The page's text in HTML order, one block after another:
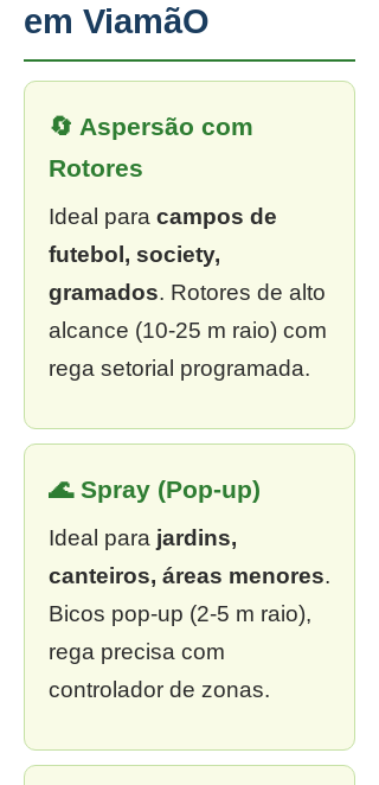
em ViamãO
🔄 Aspersão com
Rotores
Ideal para campos de
futebol, society,
gramados. Rotores de alto
alcance (10-25 m raio) com
rega setorial programada.
🌊 Spray (Pop-up)
Ideal para jardins,
canteiros, áreas menores.
Bicos pop-up (2-5 m raio),
rega precisa com
controlador de zonas.